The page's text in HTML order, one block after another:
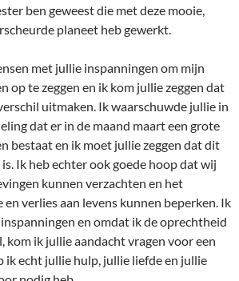
ben geweest die met deze mooie,
planeet heb gewerkt.
met jullie inspanningen om mijn
op te zeggen en ik kom jullie zeggen dat
uitmaken. Ik waarschuwde jullie in
dat er in de maand maart een grote
bestaat en ik moet jullie zeggen dat dit
Ik heb echter ook goede hoop dat wij
kunnen verzachten en het
verlies aan levens kunnen beperken. Ik
en omdat ik de oprechtheid
kom ik jullie aandacht vragen voor een
ik echt jullie hulp, jullie liefde en jullie